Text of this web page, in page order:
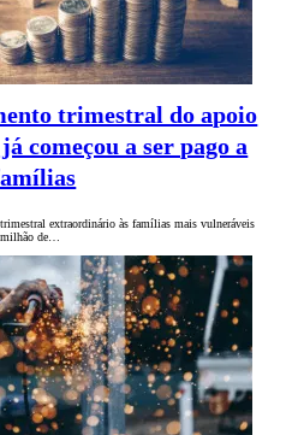
trimestral do apoio
começou a ser pago a
extraordinário às famílias mais vulneráveis
milhão de…